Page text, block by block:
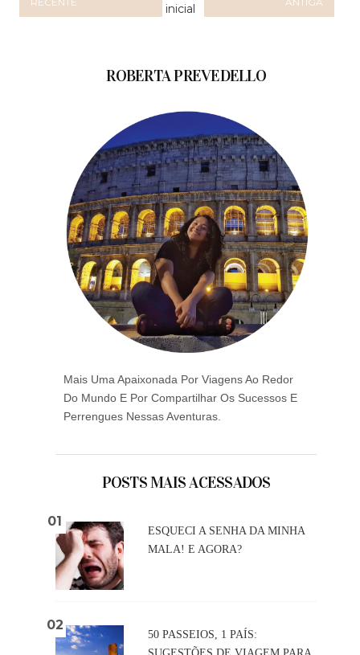
inicial
ROBERTA PREVEDELLO
Mais Uma Apaixonada Por Viagens Ao Redor
Do Mundo E Por Compartilhar Os Sucessos E
Perrengues Nessas Aventuras.
POSTS MAIS ACESSADOS
ESQUECI A SENHA DA MINHA
MALA! E AGORA?
50 PASSEIOS, 1 PAÍS: